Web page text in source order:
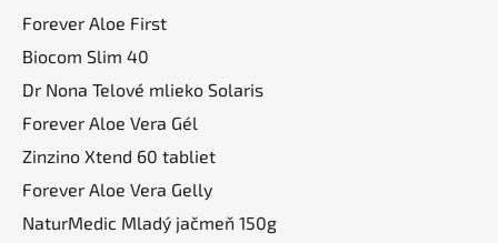
Forever Aloe First
Biocom Slim 40
Dr Nona Telové mlieko Solaris
Forever Aloe Vera Gél
Zinzino Xtend 60 tabliet
Forever Aloe Vera Gelly
NaturMedic Mladý jačmeň 150g